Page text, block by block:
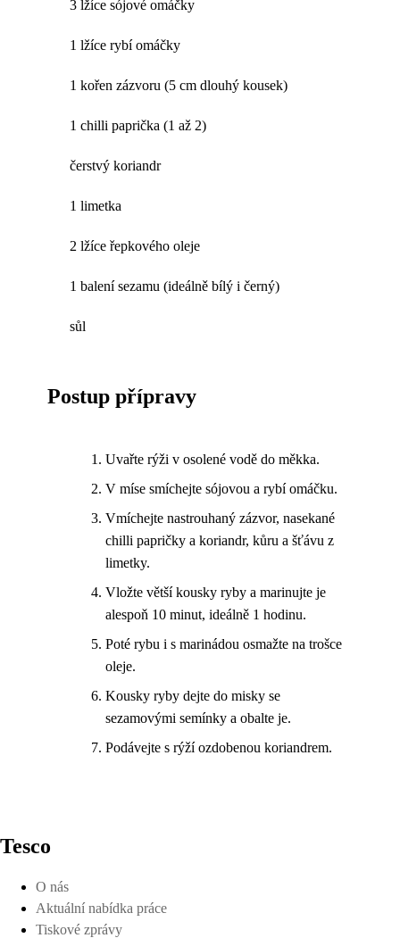
3 lžíce sójové omáčky
1 lžíce rybí omáčky
1 kořen zázvoru (5 cm dlouhý kousek)
1 chilli paprička (1 až 2)
čerstvý koriandr
1 limetka
2 lžíce řepkového oleje
1 balení sezamu (ideálně bílý i černý)
sůl
Postup přípravy
Uvařte rýži v osolené vodě do měkka.
V míse smíchejte sójovou a rybí omáčku.
Vmíchejte nastrouhaný zázvor, nasekané
chilli papričky a koriandr, kůru a šťávu z
limetky.
Vložte větší kousky ryby a marinujte je
alespoň 10 minut, ideálně 1 hodinu.
Poté rybu i s marinádou osmažte na trošce
oleje.
Kousky ryby dejte do misky se
sezamovými semínky a obalte je.
Podávejte s rýží ozdobenou koriandrem.
Tesco
O nás
Aktuální nabídka práce
Tiskové zprávy